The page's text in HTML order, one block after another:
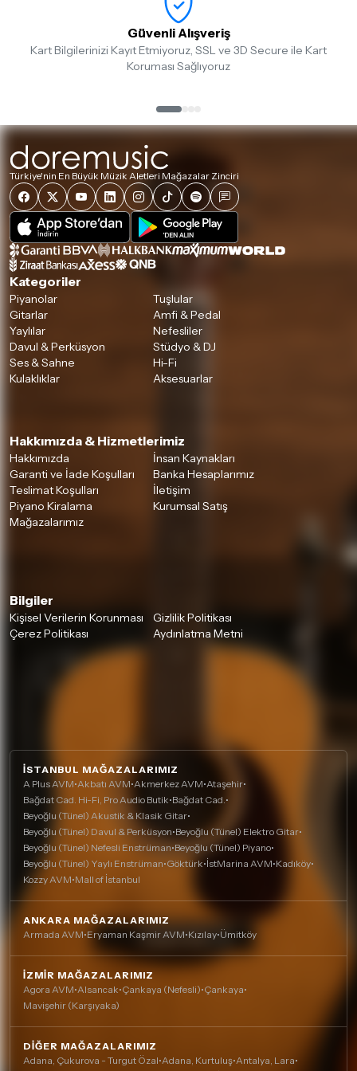
göndermeden önce mutlakaDestek
İade ve değişim koşulları, ürün kategorilerine göre farklılık
gösterebilir. Lütfen satın almadan önce ilgili ürünün
Güvenli Alışveriş
Kart Bilgilerinizi Kayıt Etmiyoruz, SSL ve 3D Secure ile Kart
Koruması Sağlıyoruz
Türkiye'nin En Büyük Müzik Aletleri Mağazalar Zinciri
Kategoriler
Piyanolar
Tuşlular
Gitarlar
Amfi & Pedal
Yaylılar
Nefesliler
Davul & Perküsyon
Stüdyo & DJ
Ses & Sahne
Hi-Fi
Kulaklıklar
Aksesuarlar
Hakkımızda & Hizmetlerimiz
Hakkımızda
İnsan Kaynakları
Garanti ve İade Koşulları
Banka Hesaplarımız
Teslimat Koşulları
İletişim
Piyano Kiralama
Kurumsal Satış
Mağazalarımız
Bilgiler
Kişisel Verilerin Korunması
Gizlilik Politikası
Çerez Politikası
Aydınlatma Metni
İSTANBUL MAĞAZALARIMIZ
A Plus AVM•Akbatı AVM•Akmerkez AVM•Ataşehir•
Bağdat Cad. Hi-Fi, Pro Audio Butik•Bağdat Cad.•
Beyoğlu (Tünel) Akustik & Klasik Gitar•
Beyoğlu (Tünel) Davul & Perküsyon•Beyoğlu (Tünel) Elektro Gitar•
Beyoğlu (Tünel) Nefesli Enstrüman•Beyoğlu (Tünel) Piyano•
Beyoğlu (Tünel) Yaylı Enstrüman•Göktürk•İstMarina AVM•Kadıköy•
Kozzy AVM•Mall of İstanbul
ANKARA MAĞAZALARIMIZ
Armada AVM•Eryaman Kaşmir AVM•Kızılay•Ümitköy
İZMIR MAĞAZALARIMIZ
Agora AVM•Alsancak•Çankaya (Nefesli)•Çankaya•
Mavişehir (Karşıyaka)
DIĞER MAĞAZALARIMIZ
Adana, Çukurova - Turgut Özal•Adana, Kurtuluş•Antalya, Lara•